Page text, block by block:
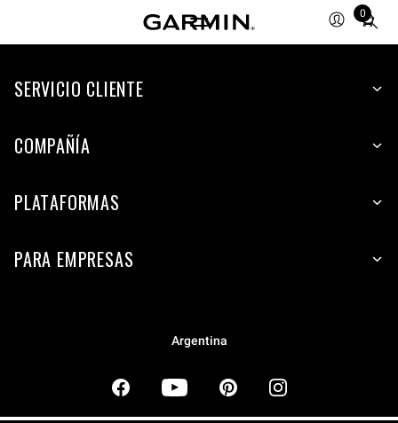
0
Total
items
cart:
SERVICIO CLIENTE
COMPAÑÍA
PLATAFORMAS
PARA EMPRESAS
Argentina